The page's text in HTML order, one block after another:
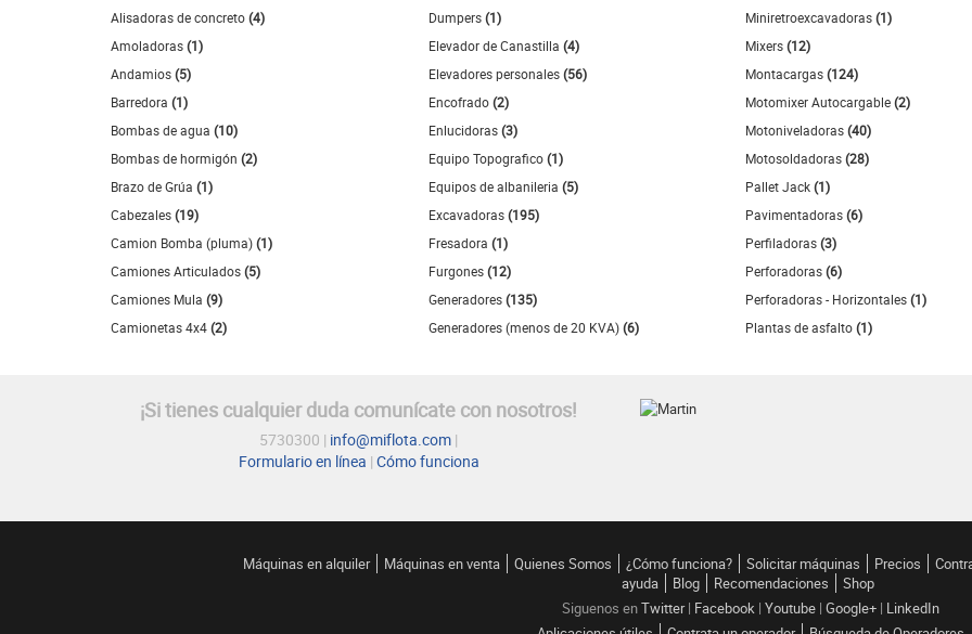
Alisadoras de concreto(4)
Amoladoras(1)
Andamios(5)
Barredora (1)
Bombas de agua (10)
Bombas de hormigón (2)
Brazo de Grúa (1)
Cabezales(19)
Camion Bomba (pluma)(1)
Camiones Articulados(5)
Camiones Mula (9)
Camionetas 4x4(2)
Dumpers(1)
Elevador de Canastilla (4)
Elevadores personales(56)
Encofrado(2)
Enlucidoras(3)
Equipo Topografico(1)
Equipos de albanileria (5)
Excavadoras(195)
Fresadora (1)
Furgones(12)
Generadores(135)
Generadores (menos de 20 KVA)(6)
Miniretroexcavadoras(1)
Mixers(12)
Montacargas(124)
Motomixer Autocargable(2)
Motoniveladoras(40)
Motosoldadoras(28)
Pallet Jack(1)
Pavimentadoras(6)
Perfiladoras(3)
Perforadoras(6)
Perforadoras - Horizontales(1)
Plantas de asfalto(1)
¡Si tienes cualquier duda comunícate con nosotros!
5730300 | info@miflota.com |
Formulario en línea | Cómo funciona
Máquinas en alquiler Máquinas en venta Quienes Somos ¿Cómo funciona? Solicitar máquinas Precios
ayuda
Blog Recomendaciones
Shop
Siguenos enTwitter| Facebook | Youtube | Google+ | LinkedIn